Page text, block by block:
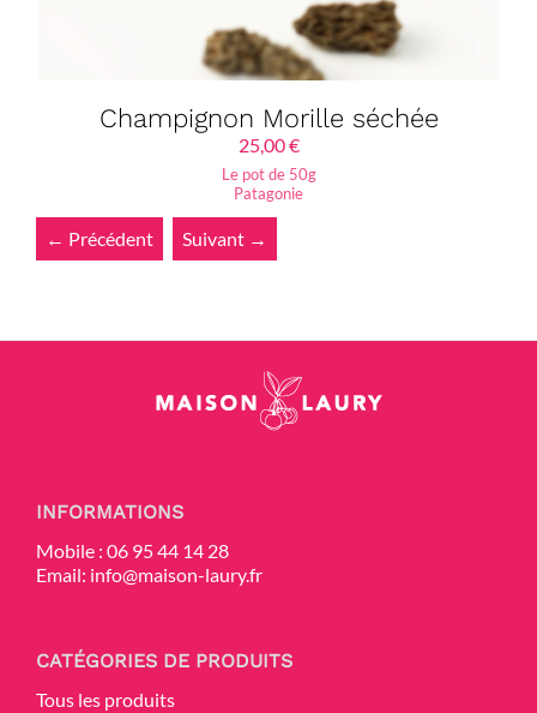
Champignon Morille séchée
25,00€
Le pot de 50g
Patagonie
← Précédent Suivant →
INFORMATIONS
Mobile : 06 95 44 14 28
Email: info@maison-laury.fr
CATÉGORIES DE PRODUITS
Tous les produits